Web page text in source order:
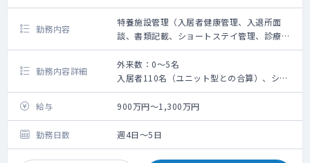
勤務内容
特養施設管理（入居者健康管理、入退所面
談、書類記載、ショートステイ管理、診療所
外来、従業員健診など）
勤務内容詳細
外来数：0～5名
入居者110名（ユニット型との合算）、ショ
ートステイ10名
特養施設管理（入居者健康管理、入退所面
談、書類記載、ショートステイ管理、診療所
外来、従業員健診など）
給与 900万円～1,300万円
勤務日数 週4日～5日